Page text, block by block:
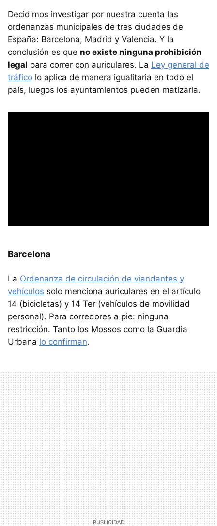
Decidimos investigar por nuestra cuenta las
ordenanzas municipales de tres ciudades de
España: Barcelona, Madrid y Valencia. Y la
conclusión es que no existe ninguna prohibición
legal para correr con auriculares. La Ley general de
tráfico lo aplica de manera igualitaria en todo el
país, luegos los ayuntamientos pueden matizarla.
Barcelona
La Ordenanza de circulación de viandantes y
vehículos solo menciona auriculares en el artículo
14 (bicicletas) y 14 Ter (vehículos de movilidad
personal). Para corredores a pie: ninguna
restricción. Tanto los Mossos como la Guardia
Urbana lo confirman.